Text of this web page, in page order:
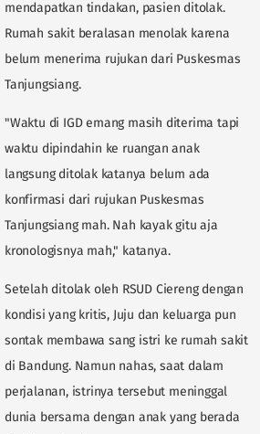
mendapatkan tindakan, pasien ditolak.
Rumah sakit beralasan menolak karena
belum menerima rujukan dari Puskesmas
Tanjungsiang.
"Waktu di IGD emang masih diterima tapi
waktu dipindahin ke ruangan anak
langsung ditolak katanya belum ada
konfirmasi dari rujukan Puskesmas
Tanjungsiang mah. Nah kayak gitu aja
kronologisnya mah," katanya.
Setelah ditolak oleh RSUD Ciereng dengan
kondisi yang kritis, Juju dan keluarga pun
sontak membawa sang istri ke rumah sakit
di Bandung. Namun nahas, saat dalam
perjalanan, istrinya tersebut meninggal
dunia bersama dengan anak yang berada